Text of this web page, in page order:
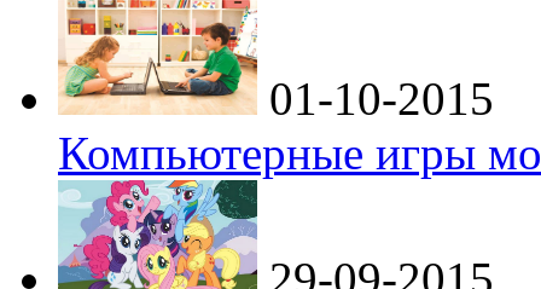
01-10-2015
Компьютерные игры
29-09-2015